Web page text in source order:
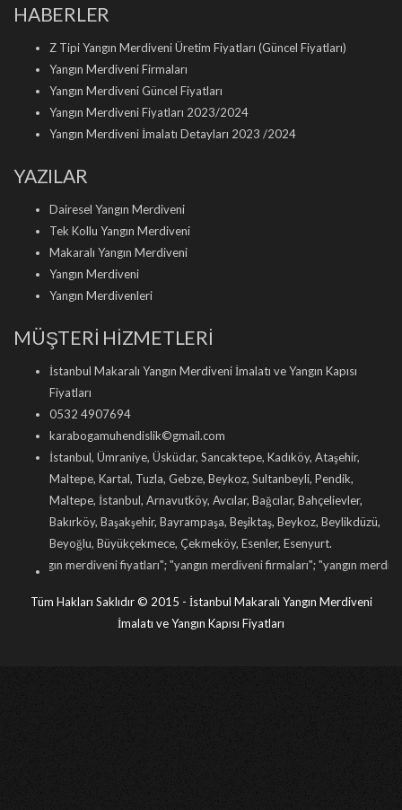
HABERLER
Z Tipi Yangın Merdiveni Üretim Fiyatları (Güncel Fiyatları)
Yangın Merdiveni Firmaları
Yangın Merdiveni Güncel Fiyatları
Yangın Merdiveni Fiyatları 2023/2024
Yangın Merdiveni İmalatı Detayları 2023 /2024
YAZILAR
Dairesel Yangın Merdiveni
Tek Kollu Yangın Merdiveni
Makaralı Yangın Merdiveni
Yangın Merdiveni
Yangın Merdivenleri
MÜŞTERİ HİZMETLERİ
İstanbul Makaralı Yangın Merdiveni İmalatı ve Yangın Kapısı
Fiyatları
0532 4907694
karabogamuhendislik©gmail.com
İstanbul, Ümraniye, Üsküdar, Sancaktepe, Kadıköy, Ataşehir,
Maltepe, Kartal, Tuzla, Gebze, Beykoz, Sultanbeyli, Pendik,
Maltepe, İstanbul, Arnavutköy, Avcılar, Bağcılar, Bahçelievler,
Bakırköy, Başakşehir, Bayrampaşa, Beşiktaş, Beykoz, Beylikdüzü,
Beyoğlu, Büyükçekmece, Çekmeköy, Esenler, Esenyurt.
fiyatları"; "yangın merdiveni firmaları"; "yangın merdiveni imalatı"; "
Tüm Hakları Saklıdır © 2015 - İstanbul Makaralı Yangın Merdiveni
İmalatı ve Yangın Kapısı Fiyatları